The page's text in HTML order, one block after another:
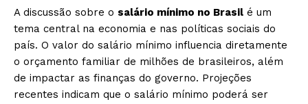
A discussão sobre o salário mínimo no Brasil é um
tema central na economia e nas políticas sociais do
país. O valor do salário mínimo influencia diretamente
o orçamento familiar de milhões de brasileiros, além
de impactar as finanças do governo. Projeções
recentes indicam que o salário mínimo poderá ser